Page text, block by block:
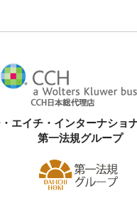
エイチ・インターナショ
第一法規グループ